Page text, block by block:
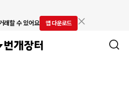
래할 수 있어요 앱 다운로드